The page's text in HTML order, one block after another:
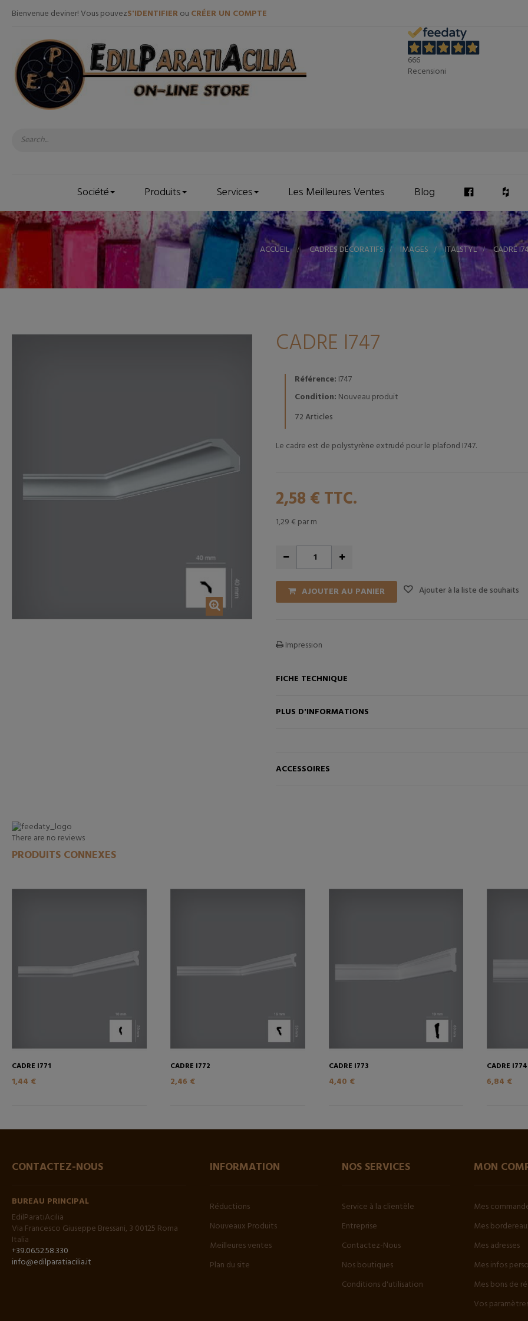
Bienvenue deviner! Vous pouvezS'IDENTIFIERou CRÉER UN COMPTE
666
Recensioni
Société Produits Services Les Meilleures Ventes Blog
ACCUEIL > CADRES DÉCORATIFS > IMAGES > ITALSTYL > CADRE
CADRE I747
Référence: I747
Condition: Nouveau produit
72Articles
Le cadre est de polystyrène extrudé pour le plafond I747.
2,58 € TTC.
1,29 € par m
AJOUTER AU PANIER Ajouter à la liste de souhaits
Impression
FICHE TECHNIQUE
PLUS D'INFORMATIONS
ACCESSOIRES
There are no reviews
PRODUITS CONNEXES
CADRE I771
1,44 €
AJOUTER AU PANIER
CADRE I772
2,46 €
CADRE I773
4,40 €
CADRE I774
6,84 €
CONTACTEZ-NOUS
BUREAU PRINCIPAL
EdilParatiAcilia
Via Francesco Giuseppe Bressani, 3 00125 Roma
Italia
+39.06.52.58.330
info@edilparatiacilia.it
INFORMATION
Réductions
Nouveaux Produits
Meilleures ventes
Plan du site
NOS SERVICES
Service à la clientèle
Entreprise
Contactez-Nous
Nos boutiques
Conditions d'utilisation
MON
Mes
Mes
Mes adresses
Mes infos
Mes bons de
Vos